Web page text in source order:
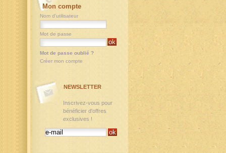
Mon compte
Nom d'utilisateur
Mot de passe
Mot de passe oublié ?
Créer mon compte
NEWSLETTER
Inscrivez-vous pour
bénéficier d'offres
exclusives !